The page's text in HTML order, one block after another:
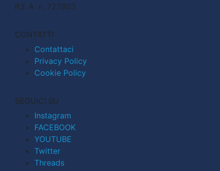
R.E.A. n. 727803
CONTATTI
Contattaci
Privacy Policy
Cookie Policy
SEGUICI SU
Instagram
FACEBOOK
YOUTUBE
Twitter
Threads